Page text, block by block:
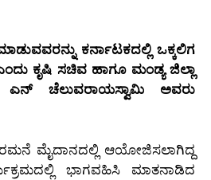
ಕರ್ನಾಟಕದಲ್ಲಿ ಒಕ್ಕಲಿಗ
ಕೃಷಿ ಸಚಿವ ಹಾಗೂ ಮಂಡ್ಯ ಜಿಲ್ಲಾ
ಎನ್ ಚೆಲುವರಾಯಸ್ವಾಮಿ ಅವರು
ಮೈದಾನದಲ್ಲಿ ಆಯೋಜಿಸಲಾಗಿದ್ದ
ಭಾಗವಹಿಸಿ ಮಾತನಾಡಿದ